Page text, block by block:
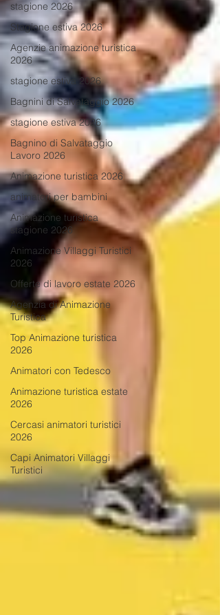
stagione 2026
Stagione estiva 2026
Agenzie animazione turistica
2026
stagione estiva 2026
Bagnini di Salvataggio 2026
stagione estiva 2026
Bagnino di Salvataggio
Lavoro 2026
Animazione turistica 2026
animatori per bambini
Animazione turistica
stagione 2026
Animazione Villaggi Turistici
2026
Offerte di lavoro estate 2026
Agenzia di Animazione
Turistica
Top Animazione turistica
2026
Animatori con Tedesco
Animazione turistica estate
2026
Cercasi animatori turistici
2026
Capi Animatori Villaggi
Turistici